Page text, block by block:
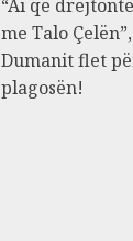
“Ai që
me Talo
Dumanit flet
plagosën!